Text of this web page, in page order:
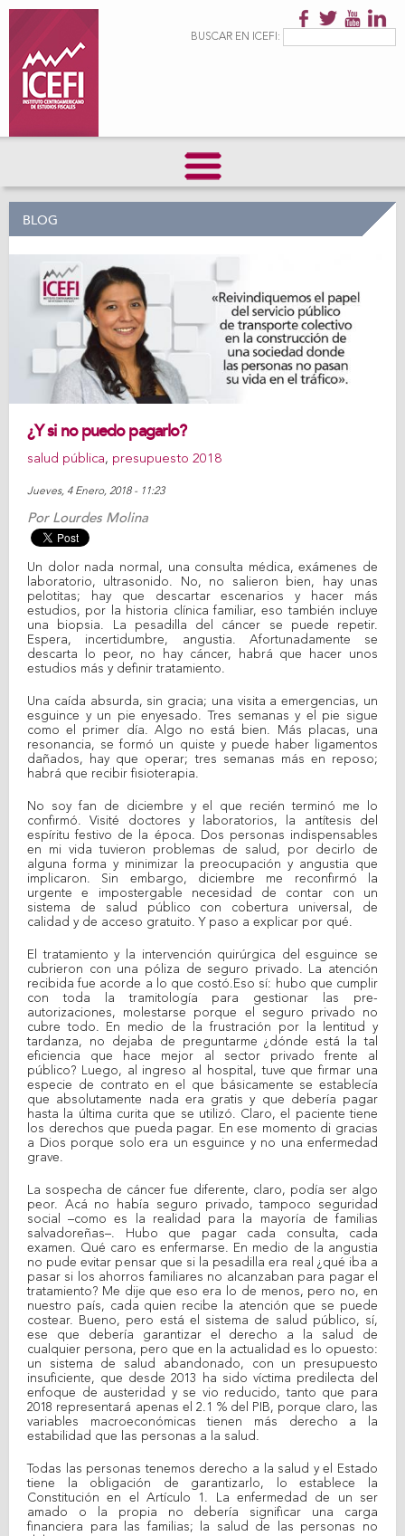
principalFormulario de
BUSCAR EN ICEFI:
BLOG
¿Y si no puedo pagarlo?
salud pública, presupuesto 2018
Jueves, 4 Enero, 2018 - 11:23
Por Lourdes Molina
Un dolor nada normal, una consulta médica, exámenes de
laboratorio, ultrasonido. No, no salieron bien, hay unas
pelotitas; hay que descartar escenarios y hacer más
estudios, por la historia clínica familiar, eso también incluye
una biopsia. La pesadilla del cáncer se puede repetir.
Espera, incertidumbre, angustia. Afortunadamente se
descarta lo peor, no hay cáncer, habrá que hacer unos
estudios más y definir tratamiento.
Una caída absurda, sin gracia; una visita a emergencias, un
esguince y un pie enyesado. Tres semanas y el pie sigue
como el primer día. Algo no está bien. Más placas, una
resonancia, se formó un quiste y puede haber ligamentos
dañados, hay que operar; tres semanas más en reposo;
habrá que recibir fisioterapia.
No soy fan de diciembre y el que recién terminó me lo
confirmó. Visité doctores y laboratorios, la antítesis del
espíritu festivo de la época. Dos personas indispensables
en mi vida tuvieron problemas de salud, por decirlo de
alguna forma y minimizar la preocupación y angustia que
implicaron. Sin embargo, diciembre me reconfirmó la
urgente e impostergable necesidad de contar con un
sistema de salud público con cobertura universal, de
calidad y de acceso gratuito. Y paso a explicar por qué.
El tratamiento y la intervención quirúrgica del esguince se
cubrieron con una póliza de seguro privado. La atención
recibida fue acorde a lo que costó.Eso sí: hubo que cumplir
con toda la tramitología para gestionar las pre-
autorizaciones, molestarse porque el seguro privado no
cubre todo. En medio de la frustración por la lentitud y
tardanza, no dejaba de preguntarme ¿dónde está la tal
eficiencia que hace mejor al sector privado frente al
público? Luego, al ingreso al hospital, tuve que firmar una
especie de contrato en el que básicamente se establecía
que absolutamente nada era gratis y que debería pagar
hasta la última curita que se utilizó. Claro, el paciente tiene
los derechos que pueda pagar. En ese momento di gracias
a Dios porque solo era un esguince y no una enfermedad
grave.
La sospecha de cáncer fue diferente, claro, podía ser algo
peor. Acá no había seguro privado, tampoco seguridad
social –como es la realidad para la mayoría de familias
salvadoreñas–. Hubo que pagar cada consulta, cada
examen. Qué caro es enfermarse. En medio de la angustia
no pude evitar pensar que si la pesadilla era real ¿qué iba a
pasar si los ahorros familiares no alcanzaban para pagar el
tratamiento? Me dije que eso era lo de menos, pero no, en
nuestro país, cada quien recibe la atención que se puede
costear. Bueno, pero está el sistema de salud público, sí,
ese que debería garantizar el derecho a la salud de
cualquier persona, pero que en la actualidad es lo opuesto:
un sistema de salud abandonado, con un presupuesto
insuficiente, que desde 2013 ha sido víctima predilecta del
enfoque de austeridad y se vio reducido, tanto que para
2018 representará apenas el 2.1 % del PIB, porque claro, las
variables macroeconómicas tienen más derecho a la
estabilidad que las personas a la salud.
Todas las personas tenemos derecho a la salud y el Estado
tiene la obligación de garantizarlo, lo establece la
Constitución en el Artículo 1. La enfermedad de un ser
amado o la propia no debería significar una carga
financiera para las familias; la salud de las personas no